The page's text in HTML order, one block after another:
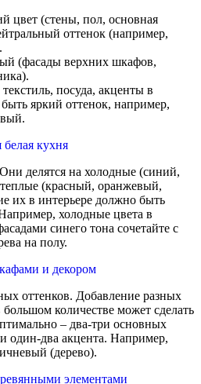
цвет (стены, пол, основная
оттенок (например,
(фасады верхних шкафов,
посуда, акценты в
яркий оттенок, например,
делятся на холодные (синий,
(красный, оранжевый,
их в интерьере должно быть
холодные цвета в
синего тона сочетайте с
на полу.
оттенков. Добавление разных
большом количестве может сделать
– два-три основных
один-два акцента. Например,
(дерево).